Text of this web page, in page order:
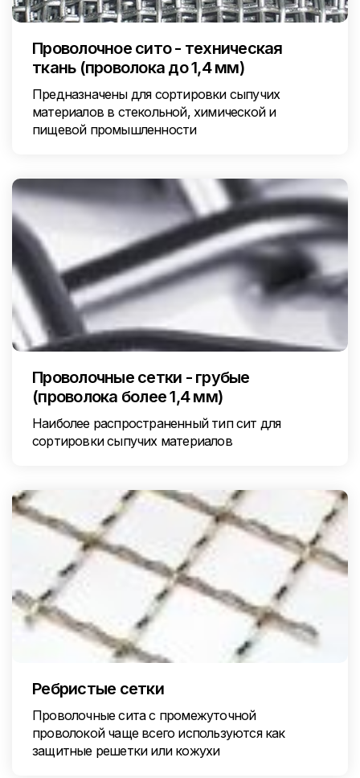
Проволочное сито - техническая
ткань (проволока до 1,4 мм)
Предназначены для сортировки сыпучих
материалов в стекольной, химической и
пищевой промышленности
Проволочные сетки - грубые
(проволока более 1,4 мм)
Наиболее распространенный тип сит для
сортировки сыпучих материалов
Ребристые сетки
Проволочные сита с промежуточной
проволокой чаще всего используются как
защитные решетки или кожухи